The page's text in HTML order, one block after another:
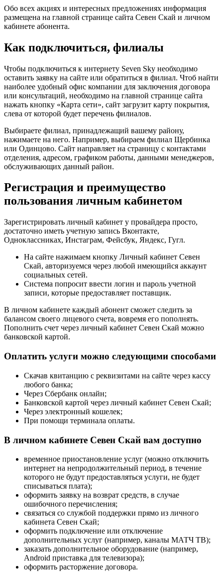
Обо всех акциях и интересных предложениях информация
размещена на главной странице сайта Севен Скай и личном
кабинете абонента.
Как подключиться, филиалы
Чтобы подключиться к интернету Seven Sky необходимо
оставить заявку на сайте или обратиться в филиал. Чтоб найти
наиболее удобный офис компании для заключения договора
или консультаций, необходимо на главной странице сайта
нажать кнопку «Карта сети», сайт загрузит карту покрытия,
слева от которой будет перечень филиалов.
Выбираете филиал, принадлежащий вашему району,
нажимаете на него. Например, выбираем филиал Щербинка
или Одинцово. Сайт направляет на страницу с контактами
отделения, адресом, графиком работы, данными менеджеров,
обслуживающих данный район.
Регистрация и преимущество
пользования личным кабинетом
Зарегистрировать личный кабинет у провайдера просто,
достаточно иметь учетную запись Вконтакте,
Одноклассниках, Инстаграм, Фейсбук, Яндекс, Гугл.
На сайте нажимаем кнопку Личный кабинет Севен
Скай, авторизуемся через любой имеющийся аккаунт
социальных сетей.
Система попросит ввести логин и пароль учетной
записи, которые предоставляет поставщик.
В личном кабинете каждый абонент сможет следить за
балансом своего лицевого счета, вовремя его пополнять.
Пополнить счет через личный кабинет Севен Скай можно
банковской картой.
Оплатить услуги можно следующими способами
Скачав квитанцию с реквизитами на сайте через кассу
любого банка;
Через Сбербанк онлайн;
Банковской картой через личный кабинет Севен Скай;
Через электронный кошелек;
При помощи терминала оплаты.
В личном кабинете Севен Скай вам доступно
временное приостановление услуг (можно отключить
интернет на непродолжительный период, в течение
которого не будут предоставляться услуги, не будет
списываться плата);
оформить заявку на возврат средств, в случае
ошибочного перечисления;
связаться со службой поддержки прямо из личного
кабинета Севен Скай;
оформить подключение или отключение
дополнительных услуг (например, каналы МАТЧ ТВ);
заказать дополнительное оборудование (например,
Android приставка для телевизора);
оформить расторжение договора.